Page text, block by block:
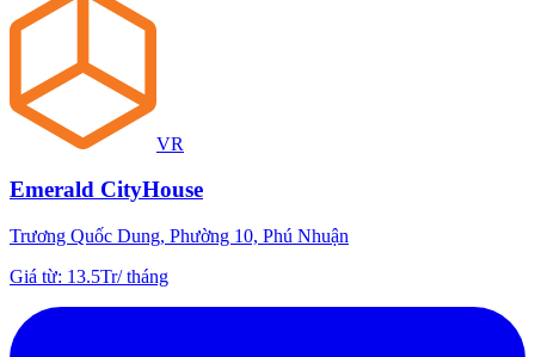
VR
Emerald CityHouse
Trương Quốc Dung, Phường 10, Phú Nhuận
Giá từ: 13.5Tr/tháng